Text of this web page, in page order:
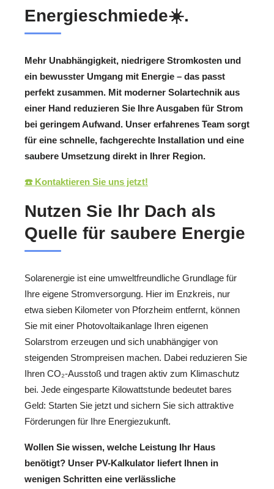
Energieschmiede☀️.
Mehr Unabhängigkeit, niedrigere Stromkosten und
ein bewusster Umgang mit Energie – das passt
perfekt zusammen. Mit moderner Solartechnik aus
einer Hand reduzieren Sie Ihre Ausgaben für Strom
bei geringem Aufwand. Unser erfahrenes Team sorgt
für eine schnelle, fachgerechte Installation und eine
saubere Umsetzung direkt in Ihrer Region.
☎️ Kontaktieren Sie uns jetzt!
Nutzen Sie Ihr Dach als
Quelle für saubere Energie
Solarenergie ist eine umweltfreundliche Grundlage für
Ihre eigene Stromversorgung. Hier im Enzkreis, nur
etwa sieben Kilometer von Pforzheim entfernt, können
Sie mit einer Photovoltaikanlage Ihren eigenen
Solarstrom erzeugen und sich unabhängiger von
steigenden Strompreisen machen. Dabei reduzieren Sie
Ihren CO₂-Ausstoß und tragen aktiv zum Klimaschutz
bei. Jede eingesparte Kilowattstunde bedeutet bares
Geld: Starten Sie jetzt und sichern Sie sich attraktive
Förderungen für Ihre Energiezukunft.
Wollen Sie wissen, welche Leistung Ihr Haus
benötigt? Unser PV-Kalkulator liefert Ihnen in
wenigen Schritten eine verlässliche